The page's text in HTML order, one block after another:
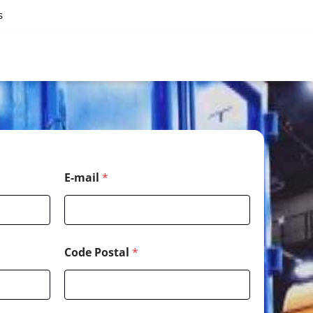
E-mail *
Code Postal *